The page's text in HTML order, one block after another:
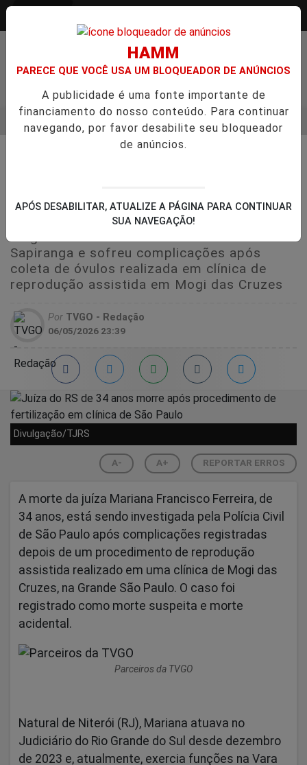
DEFESA DA FARMÁCIA INVESTIGADA EM CASO
em clínica de São Paulo
Sapiranga e sofreu complicações após
coleta de óvulos realizada em clínica de
reprodução assistida em Mogi das Cruzes
Por TVGO - Redação
06/05/2026 23:39
Divulgação/TJRS
A- A+ REPORTAR ERROS
A morte da juíza Mariana Francisco Ferreira, de
34 anos, está sendo investigada pela Polícia Civil
de São Paulo após complicações registradas
depois de um procedimento de reprodução
assistida realizado em uma clínica de Mogi das
Cruzes, na Grande São Paulo. O caso foi
registrado como morte suspeita e morte
acidental.
Parceiros da TVGO
Natural de Niterói (RJ), Mariana atuava no
Judiciário do Rio Grande do Sul desde dezembro
de 2023 e, atualmente, exercia funções na Vara
HAMM
PARECE QUE VOCÊ USA UM BLOQUEADOR DE ANÚNCIOS
A publicidade é uma fonte importante de
financiamento do nosso conteúdo. Para continuar
navegando, por favor desabilite seu bloqueador
de anúncios.
APÓS DESABILITAR, ATUALIZE A PÁGINA PARA CONTINUAR
SUA NAVEGAÇÃO!